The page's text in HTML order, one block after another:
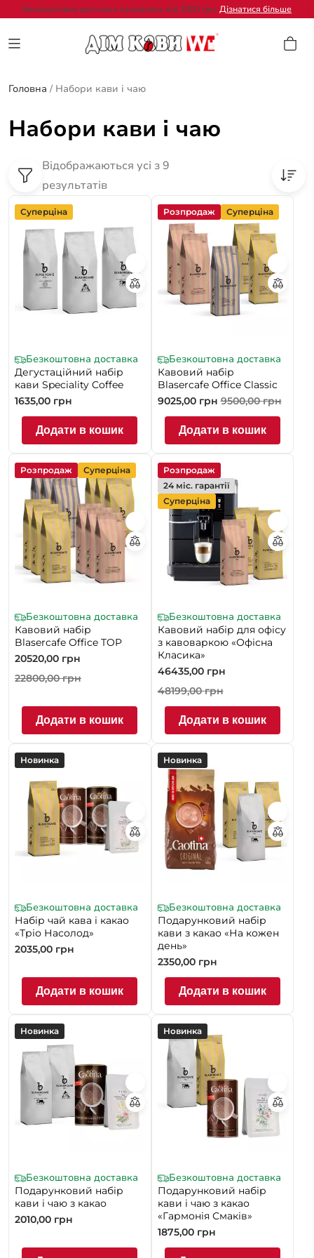
Безкоштовна доставка замовлень від 2000 грн. Дізнатися більше
Головна / Набори кави і чаю
Набори кави і чаю
Відображаються усі з 9
результатів
Суперціна
Безкоштовна доставка
Дегустаційний набір
кави Speciality Coffee
1635,00 грн
Додати в кошик
Розпродаж Суперціна
Безкоштовна доставка
Кавовий набір
Blasercafe Office Classic
9025,00 грн 9500,00грн
Додати в кошик
Розпродаж Суперціна
Безкоштовна доставка
Кавовий набір
Blasercafe Office TOP
20520,00 грн
22800,00грн
Додати в кошик
Розпродаж
24 міс. гарантії
Суперціна
Безкоштовна доставка
Кавовий набір для офісу
з кавоваркою «Офісна
Класика»
46435,00 грн
48199,00грн
Додати в кошик
Новинка
Безкоштовна доставка
Набір чай кава і какао
«Тріо Насолод»
2035,00 грн
Додати в кошик
Новинка
Безкоштовна доставка
Подарунковий набір
кави з какао «На кожен
день»
2350,00 грн
Додати в кошик
Новинка
Безкоштовна доставка
Подарунковий набір
кави і чаю з какао
2010,00 грн
Новинка
Безкоштовна доставка
Подарунковий набір
кави і чаю з какао
«Гармонія Смаків»
1875,00 грн